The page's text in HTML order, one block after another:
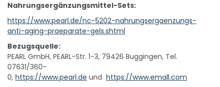
Nahrungsergänzungsmittel-Sets:
https://www.pearl.de/nc-5202-nahrungsergaenzungs-
anti-aging-praeparate-gels.shtml
Bezugsquelle:
PEARL GmbH, PEARL-Str. 1-3, 79426 Buggingen, Tel.
07631/360-
0, https://www.pearl.de und https://www.emall.com